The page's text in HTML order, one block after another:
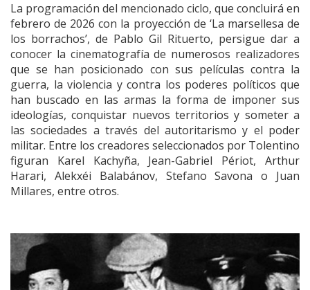
La programación del mencionado ciclo, que concluirá en
febrero de 2026 con la proyección de ‘La marsellesa de
los borrachos’, de Pablo Gil Rituerto, persigue dar a
conocer la cinematografía de numerosos realizadores
que se han posicionado con sus películas contra la
guerra, la violencia y contra los poderes políticos que
han buscado en las armas la forma de imponer sus
ideologías, conquistar nuevos territorios y someter a
las sociedades a través del autoritarismo y el poder
militar. Entre los creadores seleccionados por Tolentino
figuran Karel Kachyña, Jean-Gabriel Périot, Arthur
Harari, Alekxéi Balabánov, Stefano Savona o Juan
Millares, entre otros.